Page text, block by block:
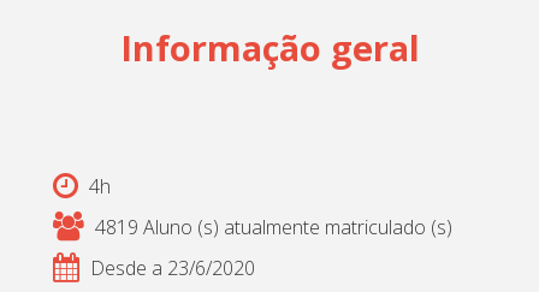
Entrar
Informação geral
4h
4819 Aluno (s) atualmente matriculado (s)
Desde a 23/6/2020